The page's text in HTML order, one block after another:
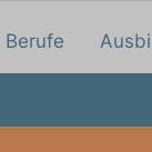
Berufe